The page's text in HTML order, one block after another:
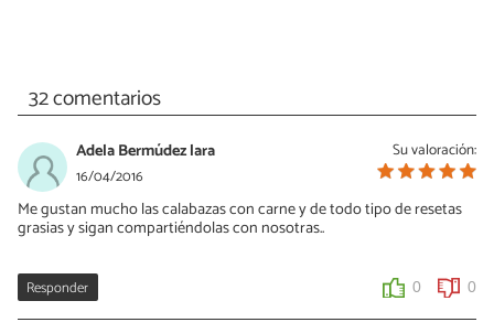
32 comentarios
Su valoración:
Adela Bermúdez lara
16/04/2016
Me gustan mucho las calabazas con carne y de todo tipo de resetas
grasias y sigan compartiéndolas con nosotras..
Responder 0 0